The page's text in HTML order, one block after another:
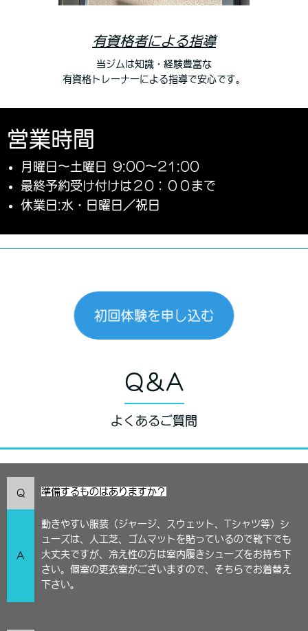
有資格者による指導
当ジムは知識・経験豊富な
有資格トレーナーによる指導で安心です。
営業時間
月曜日〜土曜日 9:00〜21:00
最終予約受け付けは２0：００まで
休業日:水・日曜日／祝日
初回体験を申し込む
Q＆A
よくあるご質問
Q 準備するものはありますか？
A
動きやすい服装（ジャージ、スウェット、Tシャツ等）シ
ューズは、人工芝、ゴムマットを貼っているので靴下でも
大丈夫ですが、冷え性の方は室内履きシューズをお持ち下
さい。個室の更衣室がございますので、そちらでお着替え
下さい。